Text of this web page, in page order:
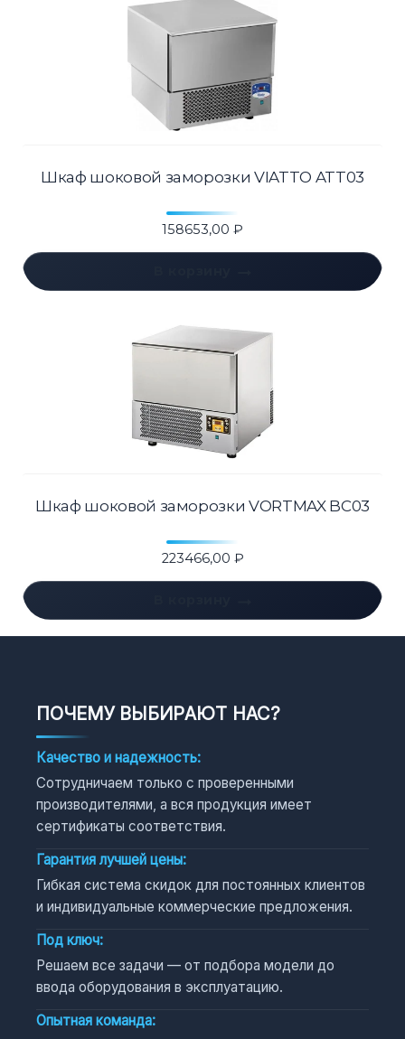
Шкаф шоковой заморозки VIATTO ATT03
158653,00 ₽
Шкаф шоковой заморозки VORTMAX BC03
223466,00 ₽
ПОЧЕМУ ВЫБИРАЮТ НАС?
Качество и надежность:
Сотрудничаем только с проверенными
производителями, а вся продукция имеет
сертификаты соответствия.
Гарантия лучшей цены:
Гибкая система скидок для постоянных клиентов
и индивидуальные коммерческие предложения.
Под ключ:
Решаем все задачи — от подбора модели до
ввода оборудования в эксплуатацию.
Опытная команда: